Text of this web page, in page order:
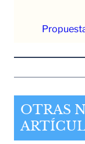
OTRAS